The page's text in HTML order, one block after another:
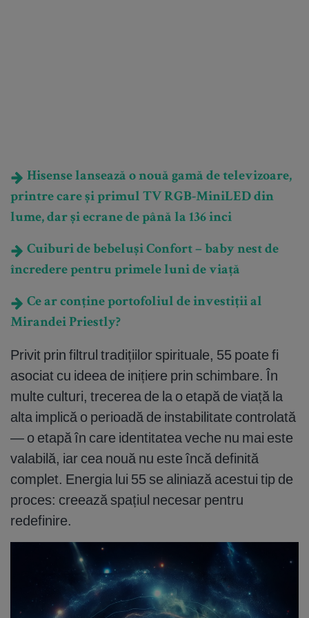
Hisense lansează o nouă gamă de televizoare,
printre care și primul TV RGB-MiniLED din
lume, dar și ecrane de până la 136 inci
Cuiburi de bebeluși Confort – baby nest de
încredere pentru primele luni de viață
Ce ar conține portofoliul de investiții al
Mirandei Priestly?
Privit prin filtrul tradițiilor spirituale, 55 poate fi
asociat cu ideea de inițiere prin schimbare. În
multe culturi, trecerea de la o etapă de viață la
alta implică o perioadă de instabilitate controlată
— o etapă în care identitatea veche nu mai este
valabilă, iar cea nouă nu este încă definită
complet. Energia lui 55 se aliniază acestui tip de
proces: creează spațiul necesar pentru
redefinire.